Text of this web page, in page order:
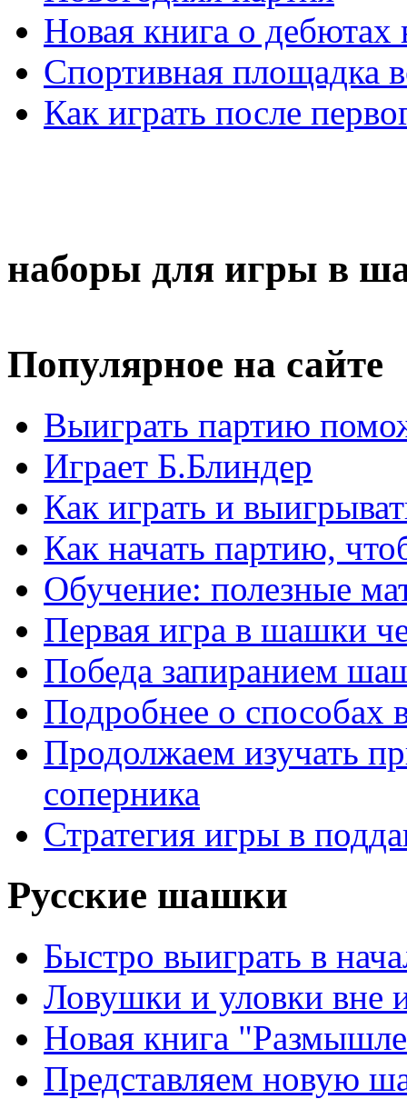
Новая книга о
Спортивная площадка
Как играть после
наборы для игры в
Популярное на сайте
Выиграть партию
Играет Б.Блиндер
Как играть и
Как начать партию,
Обучение: полезные
Первая игра в шашки
Победа запиранием
Подробнее о способах
Продолжаем изучать
соперника
Стратегия игры в
Русские шашки
Быстро выиграть в
Ловушки и уловки вне
Новая книга
Представляем новую